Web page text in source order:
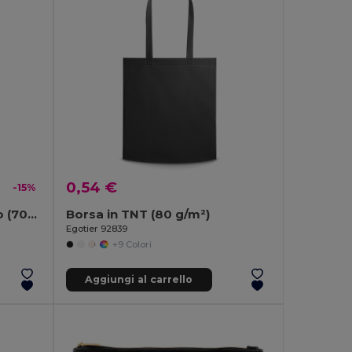
-15%
Borsa con cotone riciclato (70%), poliestere (30% rPET) (140 g/m²)
0,54 €
Borsa in TNT (80 g/m²)
Egotier 92839
+9 Colori
Aggiungi al carrello